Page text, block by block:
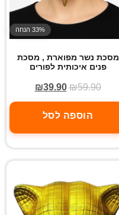
33% הנחה
מסכת נשר מפוארת , מסכת
פנים איכותית לפורים
₪59.90
₪39.90
הוספה לסל